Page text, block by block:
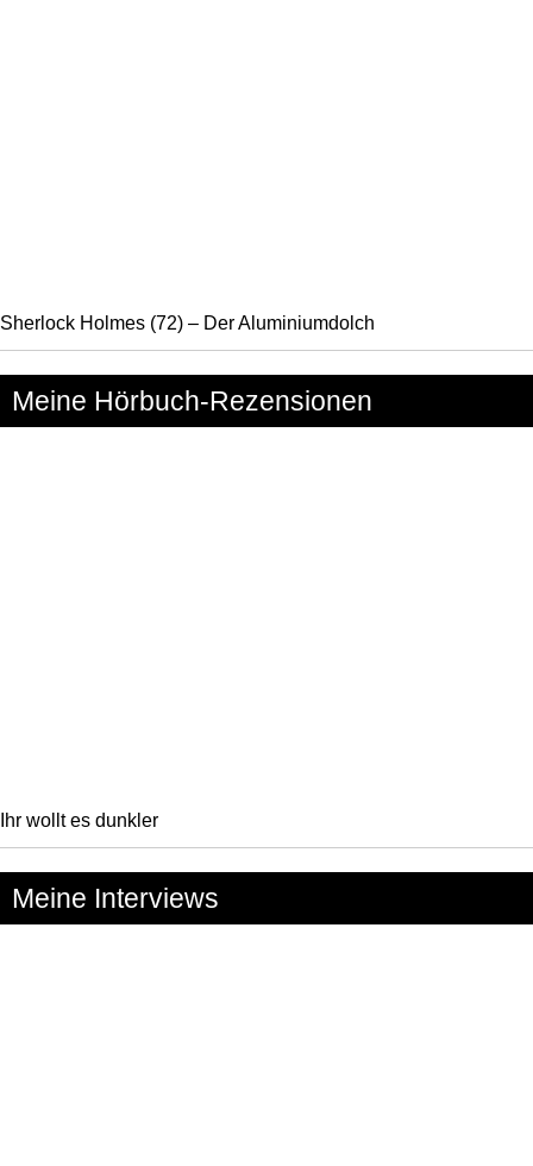
Sherlock Holmes (72) – Der Aluminiumdolch
Meine Hörbuch-Rezensionen
Ihr wollt es dunkler
Meine Interviews